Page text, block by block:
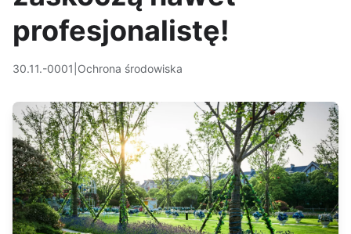
profesjonalistę!
30.11.-0001 Ochrona środowiska